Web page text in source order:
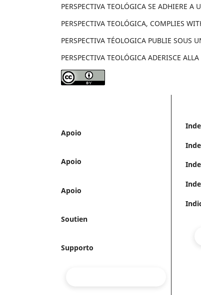
PERSPECTIVA TEOLÓGICA SE ADHIERE
PERSPECTIVA TEOLÓGICA, COMPLIES
PERSPECTIVA TÉOLOGICA PUBLIE
PERSPECTIVA TEOLÓGICA ADERISCE
Apoio
Apoio
Apoio
Soutien
Supporto